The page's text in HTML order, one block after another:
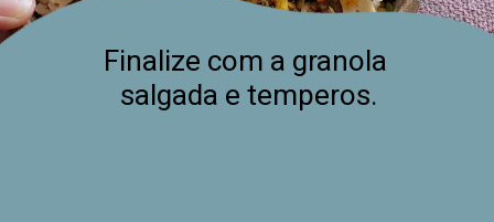
Finalize com a granola
salgada e temperos.